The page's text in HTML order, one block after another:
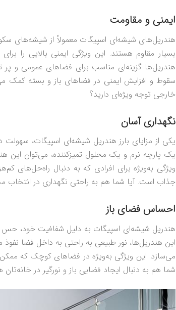
ایمنی و مقاومت
هندریل‌های شیشه‌ای اسپیگات معمولاً از شیشه‌های
بسیار مقاوم هستند. این ویژگی ایمنی بالایی را
هندریل‌ها گزینه‌ای مناسب برای فضاهای عمومی و پر
سقوط و افزایش ایمنی در فضاهای باز و بسته کمک
خارجی توجه ویژه‌ای دارید؟
نگهداری آسان
یکی از مزایای بارز هندریل شیشه‌ای اسپیگات، سهولت
یک پارچه نرم و یک محلول تمیزکننده، می‌توان این
ویژگی به‌ویژه برای افرادی که به دنبال راه‌حل‌های
جذاب است. آیا شما هم به راحتی نگهداری در
احساس فضای باز
هندریل شیشه‌ای اسپیگات به دلیل شفافیت خود، حس
این هندریل‌ها، نور طبیعی به راحتی به داخل فضا
می‌سازد. این ویژگی به‌ویژه در فضاهای کوچک که
شما هم به دنبال ایجاد فضایی باز و نورگیر در